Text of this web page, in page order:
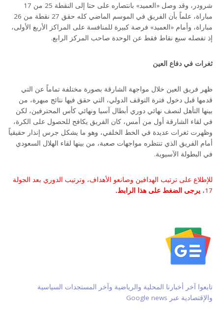
شرودر، وقد وصل «العميد» بانتصاره على حتا إلى النقطة 25 من 17
مباراة، علماً بأن الفريق في الموسم الماضي كله حقق 27 نقطة من 26
مباراة، وأمام «العميد» فرصة كبيرة للمنافسة على المراكز الأربع الأولى،
إذ تفصله سبع نقاط فقط عن الوحدة صاحب المركز الرابع.
ثغرات في دفاع العين
ظهر فريق العين خلال مواجهة الشارقة بصورة مختلفة تماماً عن التي
قدمها قبل دخول فترة التوقف الدولي، التي حقق فيها نتائج مبهرة، من
بينها التأهل لنصف نهائي دوري أبطال آسيا ونهائي كأس المحترفين، لكن
في لقاء الشارقة أول من أمس، كان الفريق يكافح للحصول على الكرة،
وظهرت ثغرات عديدة في الخط الخلفي، وهو ما يشكل جرس إنذار حقيقياً
أمام الفريق الذي تنتظره مواجهات صعبة، من بينها لقاء الهلال السعودي
في البطولة الآسيوية.
للإطلاع على ترتيب الهدافين وصانعو الأهداف، وترتيب الدوري بعد الجولة
17، يرجى الضغط على هذا الرابط.
تابعوا آخر أخبارنا المحلية والرياضية وآخر المستجدات السياسية
والإقتصادية عبر Google news